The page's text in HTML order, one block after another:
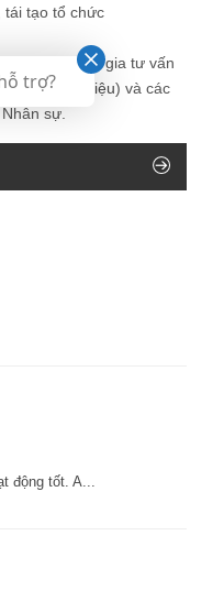
tái tạo tổ chức
bởi chuyên gia tư vấn
(giới thiệu) và các
sự.
động tốt. A...
trợ?